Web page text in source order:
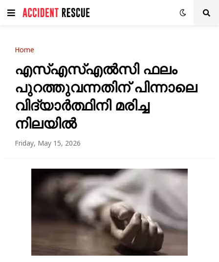
Home
എസ്എസ്എൽസി ഫലം
പുറത്തുവന്നതിന് പിന്നാലെ
വിദ്യാർത്ഥിനി മരിച്ച
നിലയിൽ
Friday, May 15, 2026